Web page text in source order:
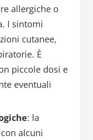
allergiche o
I sintomi
cutanee,
È
piccole dosi e
eventuali
: la
alcuni